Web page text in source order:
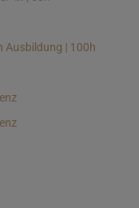
Ausbildung | 100h